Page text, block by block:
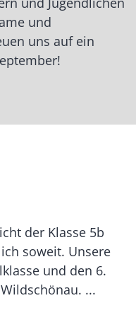
und
uns auf ein
der Klasse 5b
soweit. Unsere
und den 6.
...